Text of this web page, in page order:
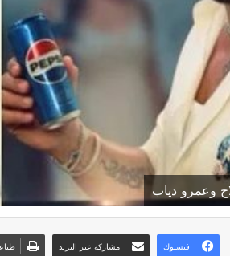
وعمرو دياب
فيسبوك مشاركة عبر البريد